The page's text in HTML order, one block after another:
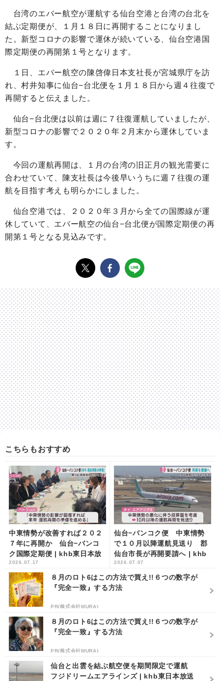
台湾のエバー航空が運航する仙台空港と台湾の台北を
結ぶ定期便が、１月１８日に再開することになりまし
た。新型コロナの影響で運休が続いている、仙台空港国
際定期便の再開第１号となります。
１日、エバー航空の陳啓偉日本支社長が宮城県庁を訪
れ、村井知事に仙台−台北便を１月１８日から週４往復で
再開すると伝えました。
仙台−台北便は以前は週に７往復運航していましたが、
新型コロナの影響で２０２０年２月末から運休していま
す。
今回の運航再開は、１月の台湾の旧正月の観光需要に
合わせていて、陳支社長は今後早いうちに週７往復の運
航を目指す考えも明らかにしました。
仙台空港では、２０２０年３月から全ての国際線が運
休していて、エバー航空の仙台−台北便が国際定期便の再
開第１号となる見込みです。
こちらもおすすめ
中東情勢が改善すれば２０２
７年に再開か 仙台−バンコ
ク国際定期便 | khb東日本放
送
2026.07.17
仙台−バンコク便 中東情勢
で１０月以降運航見送り 郡
仙台市長が再開要請へ | khb
東日本放送
2026.07.07
８月のロト6はこの方法で買え!!６つの数字が
『完全一致』する方法
PR(株式会社MURA)
８月のロト6はこの方法で買え!!６つの数字が
『完全一致』する方法
PR(株式会社MURA)
仙台と出雲を結ぶ航空便を期間限定で運航
フジドリームエアラインズ | khb東日本放送